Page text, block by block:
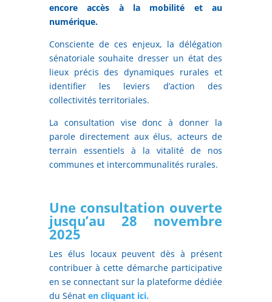
encore accès à la mobilité et au
numérique.
Consciente de ces enjeux, la délégation
sénatoriale souhaite dresser un état des
lieux précis des dynamiques rurales et
identifier les leviers d’action des
collectivités territoriales.
La consultation vise donc à donner la
parole directement aux élus, acteurs de
terrain essentiels à la vitalité de nos
communes et intercommunalités rurales.
Une consultation ouverte
jusqu’au 28 novembre
2025
Les élus locaux peuvent dès à présent
contribuer à cette démarche participative
en se connectant sur la plateforme dédiée
du Sénat en cliquant ici.